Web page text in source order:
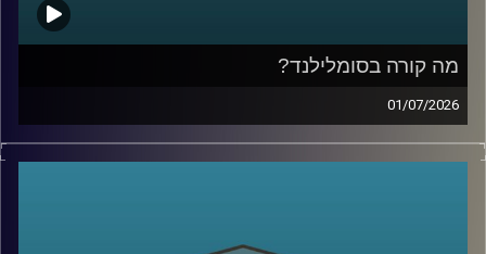
בפרק הזה נדבר על הדרך שבה נולדות תגליות, על מה שמדע
יכול ללמוד מהייטק, על ההבדל בין חשיבה נועזת לחשיבה לא
מבוססת, ועל השאלה האם אפשר ללמד אנשים לחשוב בצורה
שמובילה לפריצות דרך
קרדיט תמונות:AudioVersity
מה קורה בסומלילנד?
01/07/2026
יש בעולם מדינה עם כ-6 מיליון תושבים, ממשלה, מטבע, צבא,
דרכונים ובחירות דמוקרטיות. היא יציבה יותר מחלק מהמדינות